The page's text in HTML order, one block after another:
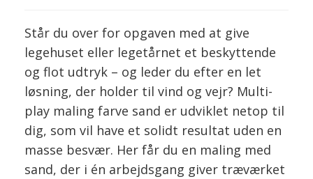
Står du over for opgaven med at give
legehuset eller legetårnet et beskyttende
og flot udtryk – og leder du efter en let
løsning, der holder til vind og vejr? Multi-
play maling farve sand er udviklet netop til
dig, som vil have et solidt resultat uden en
masse besvær. Her får du en maling med
sand, der i én arbejdsgang giver træværket